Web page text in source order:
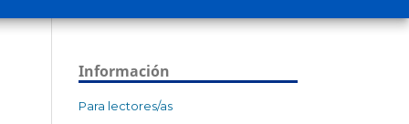
Información
Para lectores/as